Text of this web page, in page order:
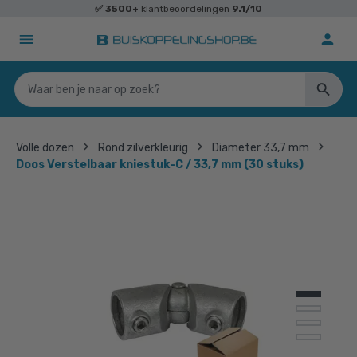
✅ 3500+ klantbeoordelingen 9.1/10
Volle dozen Rond zilverkleurig
Diameter 33,7 mm
Doos Verstelbaar kniestuk-C / 33,7 mm (30 stuks)